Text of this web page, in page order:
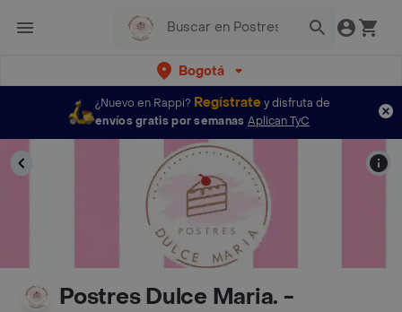
Bogotá
¿Nuevo en Rappi? Regístratey disfruta de
envíos gratis por semanas Aplican TyC
Postres Dulce Maria. -